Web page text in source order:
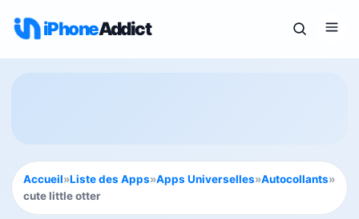
iPhoneAddict
Accueil»Liste des Apps»Apps Universelles»Autocollants»
cute little otter